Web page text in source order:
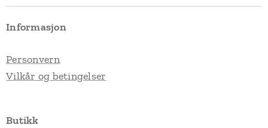
Informasjon
Personvern
Vilkår og betingelser
Butikk